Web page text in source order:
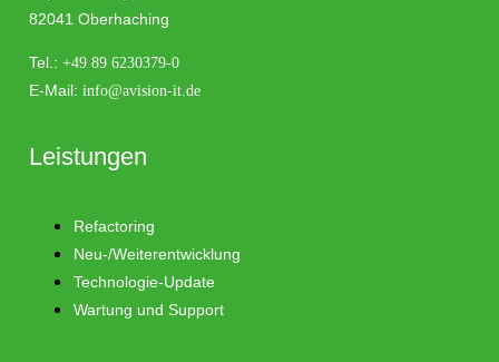
82041 Oberhaching
Tel.: +49 89 6230379-0
E-Mail: info@avision-it.de
Leistungen
Refactoring
Neu-/Weiterentwicklung
Technologie-Update
Wartung und Support